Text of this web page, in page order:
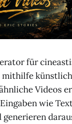
für
mithilfe
Videos
wie
generieren